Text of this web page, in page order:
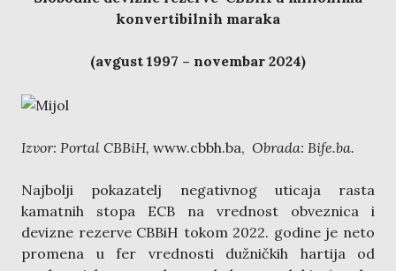
konvertibilnih maraka
(avgust 1997 – novembar 2024)
Izvor: Portal CBBiH, www.cbbh.ba, Obrada: Bife.ba.
Najbolji pokazatelj negativnog uticaja rasta
kamatnih stopa ECB na vrednost obveznica i
devizne rezerve CBBiH tokom 2022. godine je neto
promena u fer vrednosti dužničkih hartija od